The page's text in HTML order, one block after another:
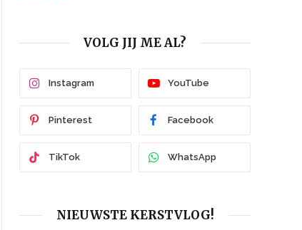
VOLG JIJ ME AL?
Instagram YouTube
Pinterest Facebook
TikTok WhatsApp
NIEUWSTE KERSTVLOG!